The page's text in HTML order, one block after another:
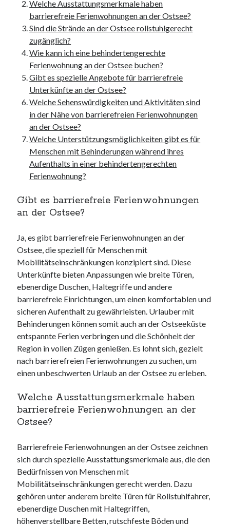
websiten
wordpress
Welche Ausstattungsmerkmale haben
barrierefreie Ferienwohnungen an der Ostsee?
Sind die Strände an der Ostsee rollstuhlgerecht
zugänglich?
Wie kann ich eine behindertengerechte
Ferienwohnung an der Ostsee buchen?
Gibt es spezielle Angebote für barrierefreie
Unterkünfte an der Ostsee?
Welche Sehenswürdigkeiten und Aktivitäten sind
in der Nähe von barrierefreien Ferienwohnungen
an der Ostsee?
Welche Unterstützungsmöglichkeiten gibt es für
Menschen mit Behinderungen während ihres
Aufenthalts in einer behindertengerechten
Ferienwohnung?
Gibt es barrierefreie Ferienwohnungen
an der Ostsee?
Ja, es gibt barrierefreie Ferienwohnungen an der
Ostsee, die speziell für Menschen mit
Mobilitätseinschränkungen konzipiert sind. Diese
Unterkünfte bieten Anpassungen wie breite Türen,
ebenerdige Duschen, Haltegriffe und andere
barrierefreie Einrichtungen, um einen komfortablen und
sicheren Aufenthalt zu gewährleisten. Urlauber mit
Behinderungen können somit auch an der Ostseeküste
entspannte Ferien verbringen und die Schönheit der
Region in vollen Zügen genießen. Es lohnt sich, gezielt
nach barrierefreien Ferienwohnungen zu suchen, um
einen unbeschwerten Urlaub an der Ostsee zu erleben.
Welche Ausstattungsmerkmale haben
barrierefreie Ferienwohnungen an der
Ostsee?
Barrierefreie Ferienwohnungen an der Ostsee zeichnen
sich durch spezielle Ausstattungsmerkmale aus, die den
Bedürfnissen von Menschen mit
Mobilitätseinschränkungen gerecht werden. Dazu
gehören unter anderem breite Türen für Rollstuhlfahrer,
ebenerdige Duschen mit Haltegriffen,
höhenverstellbare Betten, rutschfeste Böden und